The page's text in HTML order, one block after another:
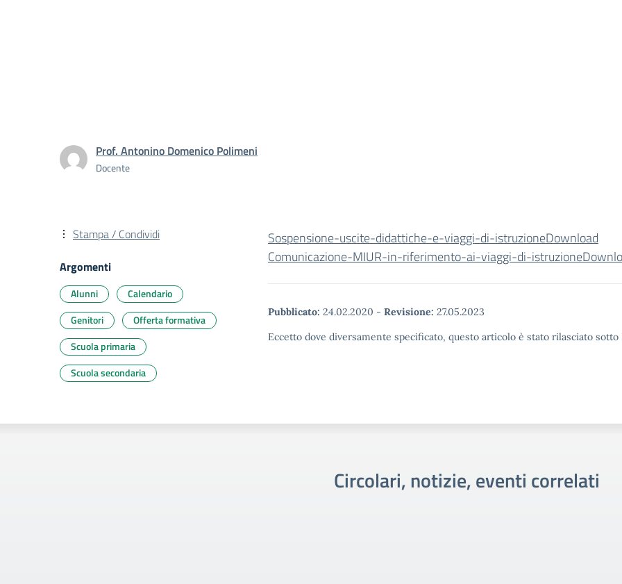
Prof. Antonino Domenico Polimeni
Docente
Sospensione-uscite-didattiche-e-viaggi-di-istruzioneDownload
Comunicazione-MIUR-in-riferimento-ai-viaggi-di-istruzione
Pubblicato: 24.02.2020 - Revisione: 27.05.2023
Eccetto dove diversamente specificato, questo articolo è stato rilasciato
Stampa / Condividi
Argomenti
Alunni
Calendario
Genitori
Offerta formativa
Scuola primaria
Scuola secondaria
Circolari, notizie, eventi correlati